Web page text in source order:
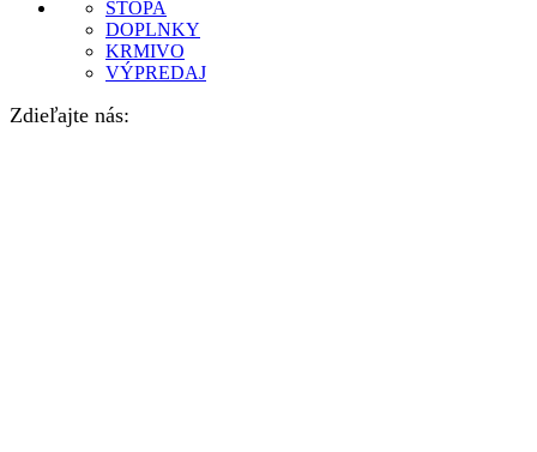
STOPA
DOPLNKY
KRMIVO
VÝPREDAJ
Zdieľajte nás: